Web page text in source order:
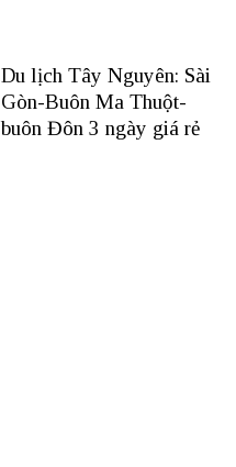
Du lịch Tây Nguyên: Sài
Gòn-Buôn Ma Thuột-
buôn Đôn 3 ngày giá rẻ